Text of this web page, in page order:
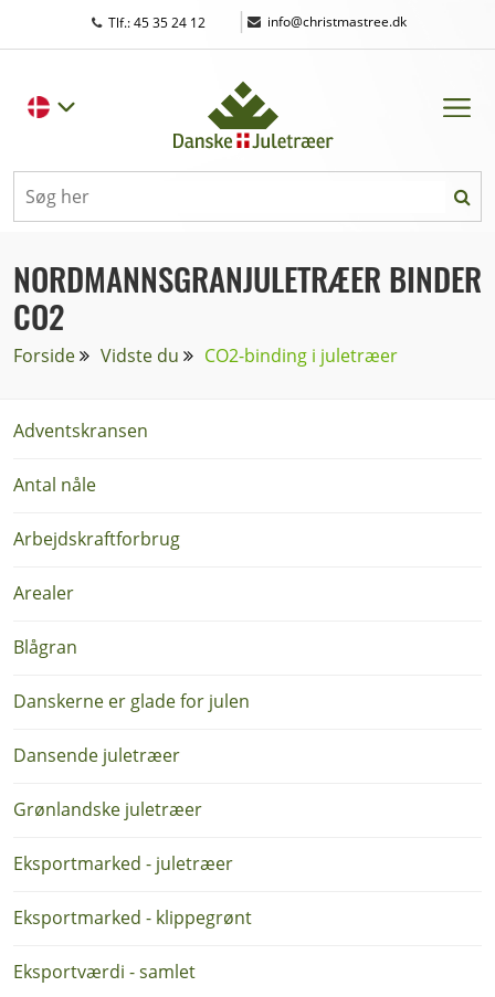
Tlf.: 45 35 24 12 | info@christmastree.dk
NORDMANNSGRANJULETRÆER BINDER
CO2
Forside Vidste du CO2-binding i juletræer
Adventskransen
Antal nåle
Arbejdskraftforbrug
Arealer
Blågran
Danskerne er glade for julen
Dansende juletræer
Grønlandske juletræer
Eksportmarked - juletræer
Eksportmarked - klippegrønt
Eksportværdi - samlet